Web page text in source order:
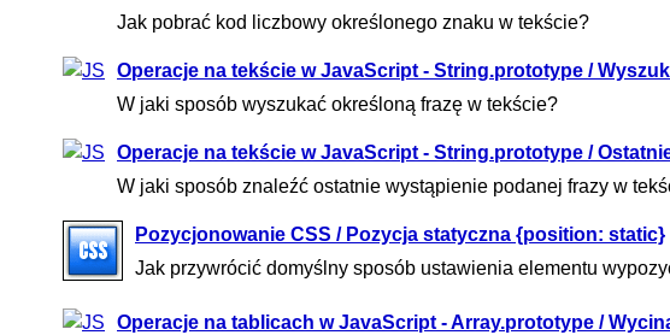
Jak pobrać kod liczbowy określonego znaku w tekście?
Operacje na tekście w JavaScript - String.prototype /
W jaki sposób wyszukać określoną frazę w tekście?
Operacje na tekście w JavaScript - String.prototype /
W jaki sposób znaleźć ostatnie wystąpienie podanej frazy w
Pozycjonowanie CSS / Pozycja statyczna {position: static}
Jak przywrócić domyślny sposób ustawienia elementu
Operacje na tablicach w JavaScript - Array.prototype /